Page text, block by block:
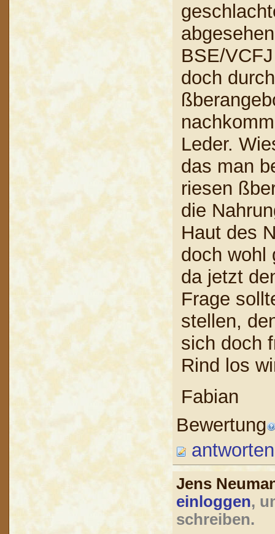
BSE/
doch
Leder.
das man
riesen
die
Haut des
doch wohl
da jetzt
Frage
stellen,
sich doch
Rind los
Fabian
Bewertung
antworten
Jens
einloggen,
schreiben.